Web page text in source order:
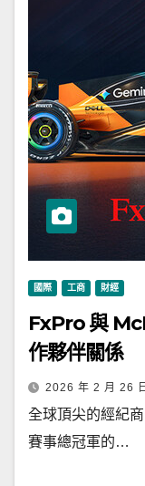
國際 工商 財經
FxPro 與
作夥伴關係
2026 年 2 月 26
全球頂尖的經紀
賽事總冠軍的…